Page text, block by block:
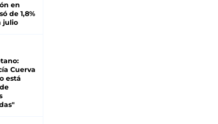
en
de 1,8%
julio
Cuerva
está